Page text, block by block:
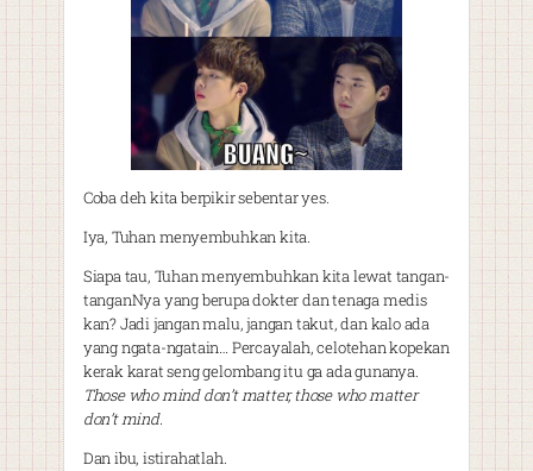
Coba deh kita berpikir sebentar yes.
Iya, Tuhan menyembuhkan kita.
Siapa tau, Tuhan menyembuhkan kita lewat tangan-
tanganNya yang berupa dokter dan tenaga medis
kan? Jadi jangan malu, jangan takut, dan kalo ada
yang ngata-ngatain… Percayalah, celotehan kopekan
kerak karat seng gelombang itu ga ada gunanya.
Those who mind don’t matter, those who matter
don’t mind.
Dan ibu, istirahatlah.